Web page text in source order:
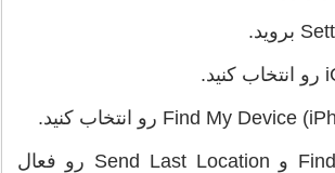
۴) Find My iPhone و Send Last Location رو فعال